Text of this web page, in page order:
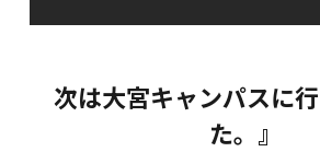
次は大宮キャンパスに
た。』